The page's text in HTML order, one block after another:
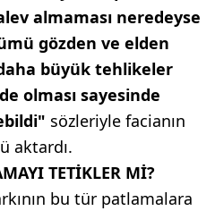
almaması neredeyse
gözden ve elden
büyük tehlikeler
olması sayesinde
sözleriyle facianın
aktardı.
TETİKLER Mİ?
bu tür patlamalara